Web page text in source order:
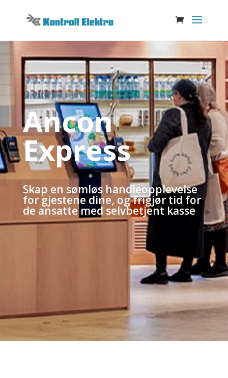
Ancon
Express
Skap en sømløs handleopplevelse
for gjestene dine, og frigjør tid for
de ansatte med selvbetjent kasse